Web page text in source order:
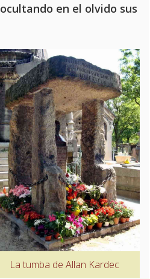
ocultando en el olvido sus
La tumba de Allan Kardec